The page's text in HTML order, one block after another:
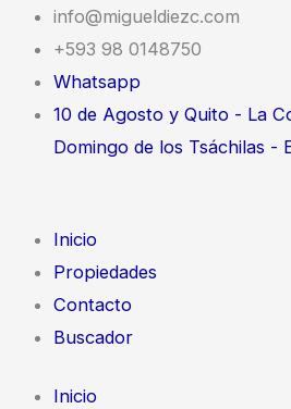
contenido
info@migueldiezc.com
+593 98 0148750
Whatsapp
10 de Agosto y Quito - La
Domingo de los Tsáchilas -
Inicio
Propiedades
Contacto
Buscador
Inicio